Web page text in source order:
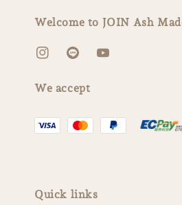
Welcome to JOIN Ash
We accept
Quick links